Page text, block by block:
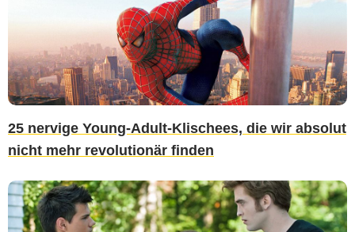
25 nervige Young-Adult-Klischees, die wir absolut
nicht mehr revolutionär finden